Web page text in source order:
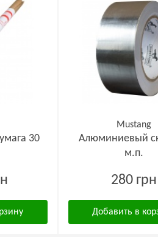
30
Mustang
Алюминиевый
м.п.
280 грн
Добавить в